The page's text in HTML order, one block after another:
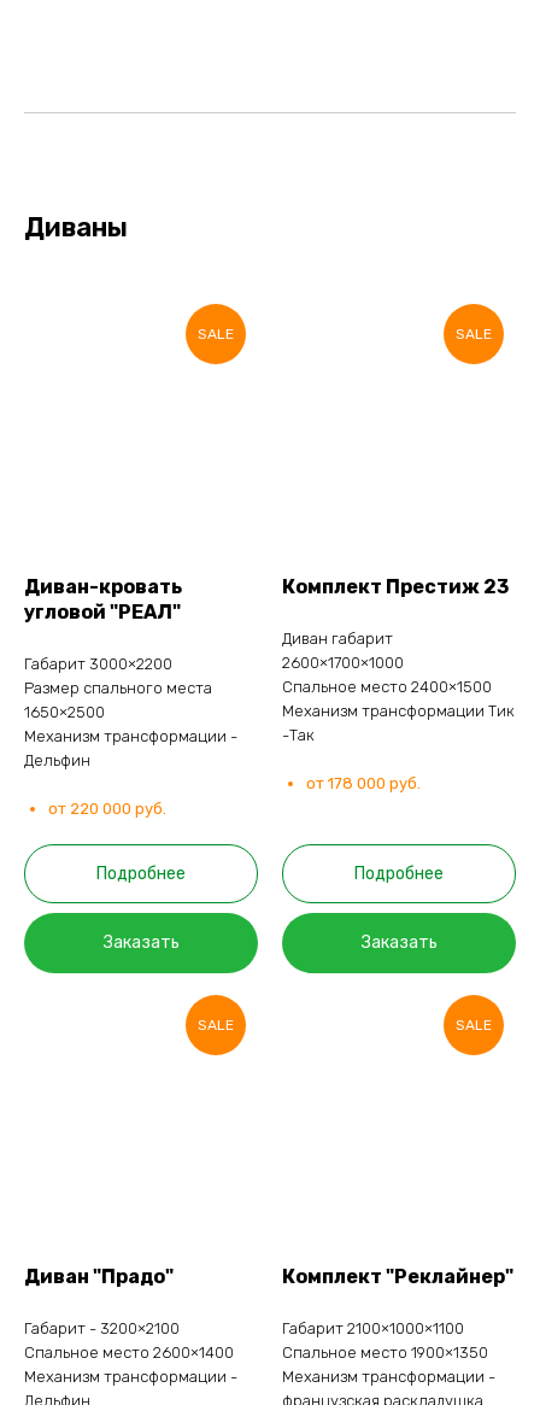
Диваны
SALE
Диван-кровать
угловой "РЕАЛ"
Габарит 3000×2200
Размер спального места
1650×2500
Механизм трансформации -
Дельфин
от 220 000 руб.
Подробнее
Заказать
SALE
Комплект Престиж 23
Диван габарит
2600×1700×1000
Спальное место 2400×1500
Механизм трансформации Тик
-Так
от 178 000 руб.
Подробнее
Заказать
SALE
Диван "Прадо"
Габарит - 3200×2100
Спальное место 2600×1400
Механизм трансформации -
Дельфин
SALE
Комплект "Реклайнер"
Габарит 2100×1000×1100
Спальное место 1900×1350
Механизм трансформации -
французская раскладушка